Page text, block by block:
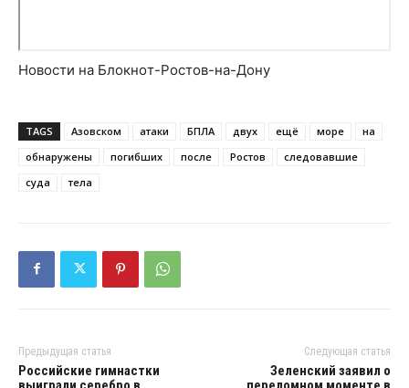
Новости на Блoкнoт-Ростов-на-Дону
TAGS Азовском атаки БПЛА двух ещё море
на
обнаружены
погибших после Ростов
следовавшие
суда
тела
Предыдущая статья
Российские гимнастки
Следующая статья
Зеленский заявил о